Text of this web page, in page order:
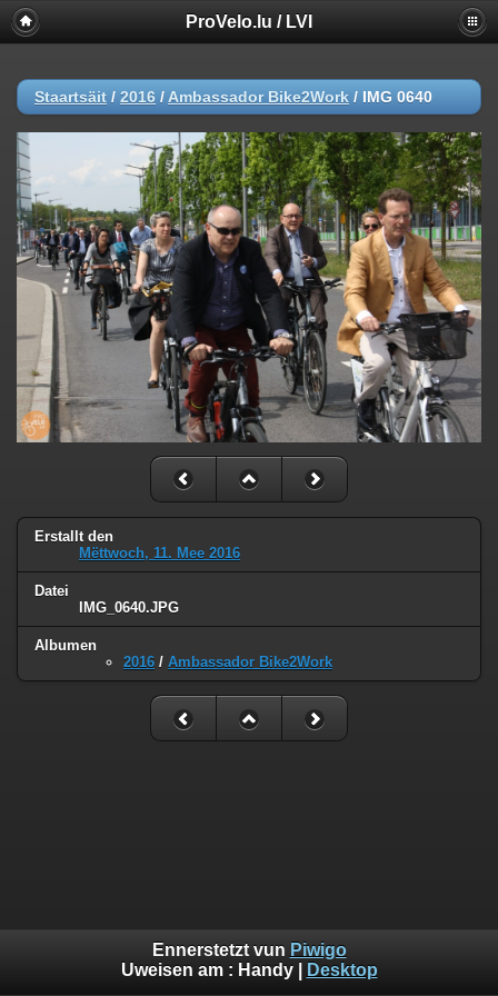
ProVelo.lu / LVI
Staartsäit / 2016 / Ambassador Bike2Work / IMG 0640
Erstallt den
Mëttwoch, 11. Mee 2016
Datei
IMG_0640.JPG
Albumen
2016 / Ambassador Bike2Work
Ennerstetzt vun Piwigo
Uweisen am : Handy| Desktop